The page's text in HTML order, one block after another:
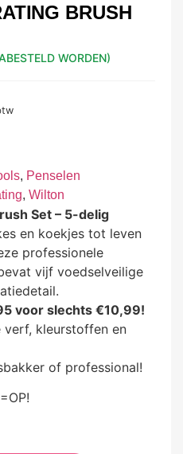
BRUSH
WORDEN)
, Penselen
, Wilton
Set – 5-delig
en koekjes tot leven
professionele
vijf voedselveilige
voor slechts €10,99!
kleurstoffen en
of professional!